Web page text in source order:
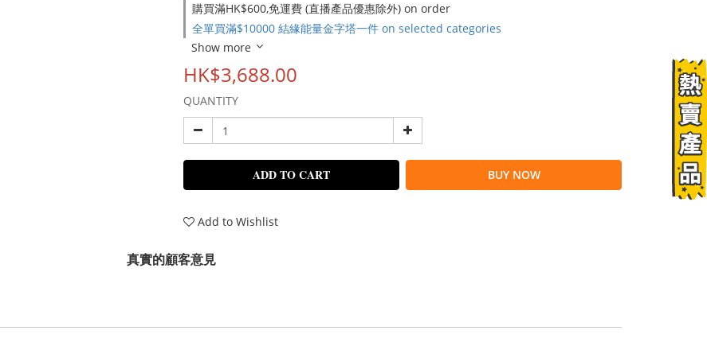
購買滿HK$600,免運費 (直播產品優惠除外) on order
全單買滿$10000 結緣能量金字塔一件 on selected categories
Show more
HK$3,688.00
QUANTITY
ADD TO CART BUY NOW
Add to Wishlist
真實的顧客意見